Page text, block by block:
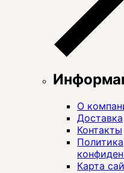
О
Доставка
Контакты
Политика
Карта